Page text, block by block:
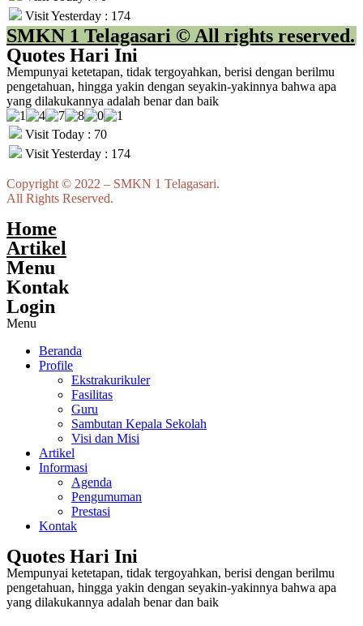
Visit Yesterday : 174
SMKN 1 Telagasari © All rights reserved.
Quotes Hari Ini
Mempunyai ketetapan, tidak tergoyahkan, berisi dengan berilmu
pengetahuan, hingga yakin dengan seyakin-yakinnya bahwa apa
yang dilakukannya adalah benar dan baik
Visit Today : 70
Visit Yesterday : 174
Copyright © 2022 – SMKN 1 Telagasari.
All Rights Reserved.
Home
Artikel
Menu
Kontak
Login
Menu
Beranda
Profile
Ekstrakurikuler
Fasilitas
Guru
Sambutan Kepala Sekolah
Visi dan Misi
Artikel
Informasi
Agenda
Pengumuman
Prestasi
Kontak
Quotes Hari Ini
Mempunyai ketetapan, tidak tergoyahkan, berisi dengan berilmu
pengetahuan, hingga yakin dengan seyakin-yakinnya bahwa apa
yang dilakukannya adalah benar dan baik